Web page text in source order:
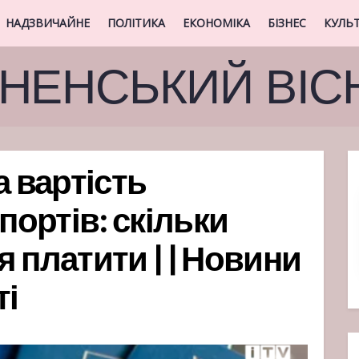
НАДЗВИЧАЙНЕ ПОЛІТИКА ЕКОНОМІКА БІЗНЕС
скільки
платити | | Новини